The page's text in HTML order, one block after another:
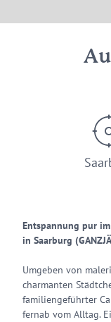
Entspannung pur
in Saarburg
Umgeben von
charmanten
familiengeführter
fernab vom Alltag.